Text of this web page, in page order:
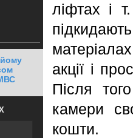
ліфтах і
акції і
Після
камери
кошти.